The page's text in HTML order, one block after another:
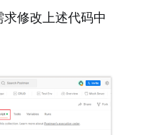
修改上述代码中